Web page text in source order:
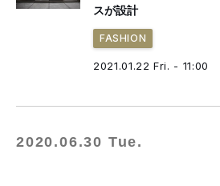
スが設計
FASHION
2021.01.22 Fri. - 11:00
2020.06.30 Tue.